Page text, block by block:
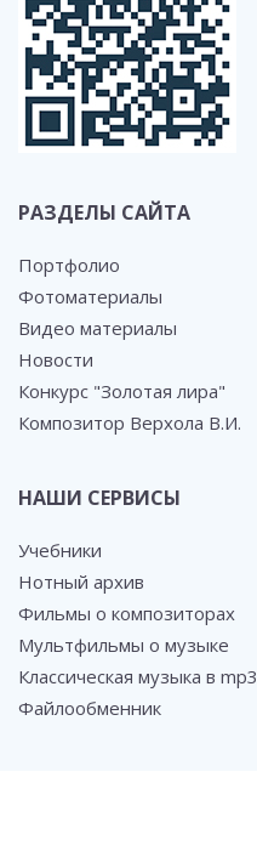
РАЗДЕЛЫ САЙТА
Портфолио
Фотоматериалы
Видео материалы
Новости
Конкурс "Золотая лира"
Композитор Верхола В.И.
НАШИ СЕРВИСЫ
Учебники
Нотный архив
Фильмы о композиторах
Мультфильмы о музыке
Классическая музыка в mp3
Файлообменник